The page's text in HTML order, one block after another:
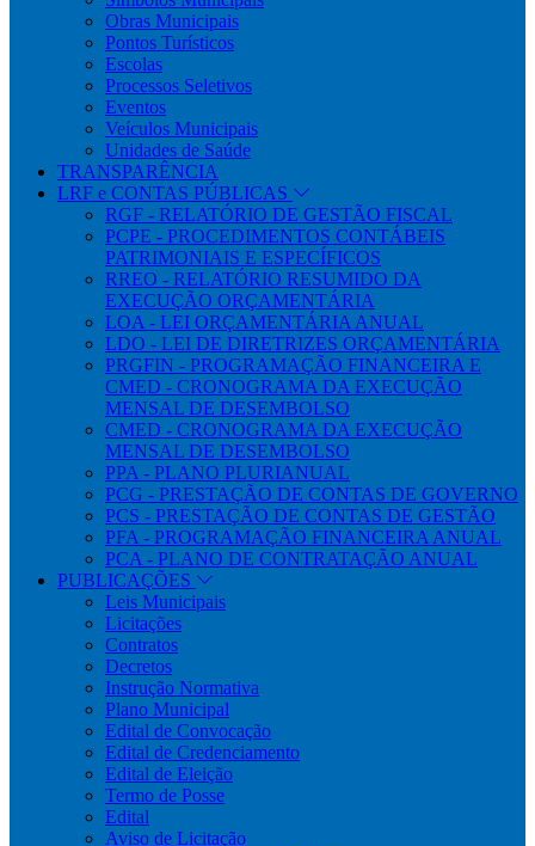
Obras Municipais
Pontos Turísticos
Escolas
Processos Seletivos
Eventos
Veículos Municipais
Unidades de Saúde
TRANSPARÊNCIA
LRF e CONTAS PÚBLICAS
RGF - RELATÓRIO DE GESTÃO FISCAL
PCPE - PROCEDIMENTOS CONTÁBEIS
PATRIMONIAIS E ESPECÍFICOS
RREO - RELATÓRIO RESUMIDO DA
EXECUÇÃO ORÇAMENTÁRIA
LOA - LEI ORÇAMENTÁRIA ANUAL
LDO - LEI DE DIRETRIZES ORÇAMENTÁRIA
PRGFIN - PROGRAMAÇÃO FINANCEIRA E
CMED - CRONOGRAMA DA EXECUÇÃO
MENSAL DE DESEMBOLSO
CMED - CRONOGRAMA DA EXECUÇÃO
MENSAL DE DESEMBOLSO
PPA - PLANO PLURIANUAL
PCG - PRESTAÇÃO DE CONTAS DE GOVERNO
PCS - PRESTAÇÃO DE CONTAS DE GESTÃO
PFA - PROGRAMAÇÃO FINANCEIRA ANUAL
PCA - PLANO DE CONTRATAÇÃO ANUAL
PUBLICAÇÕES
Leis Municipais
Licitações
Contratos
Decretos
Instrução Normativa
Plano Municipal
Edital de Convocação
Edital de Credenciamento
Edital de Eleição
Termo de Posse
Edital
Aviso de Licitação